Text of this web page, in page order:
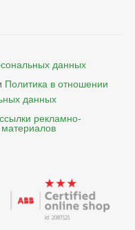
данных
Политика в отношении
данных
рекламно-
материалов